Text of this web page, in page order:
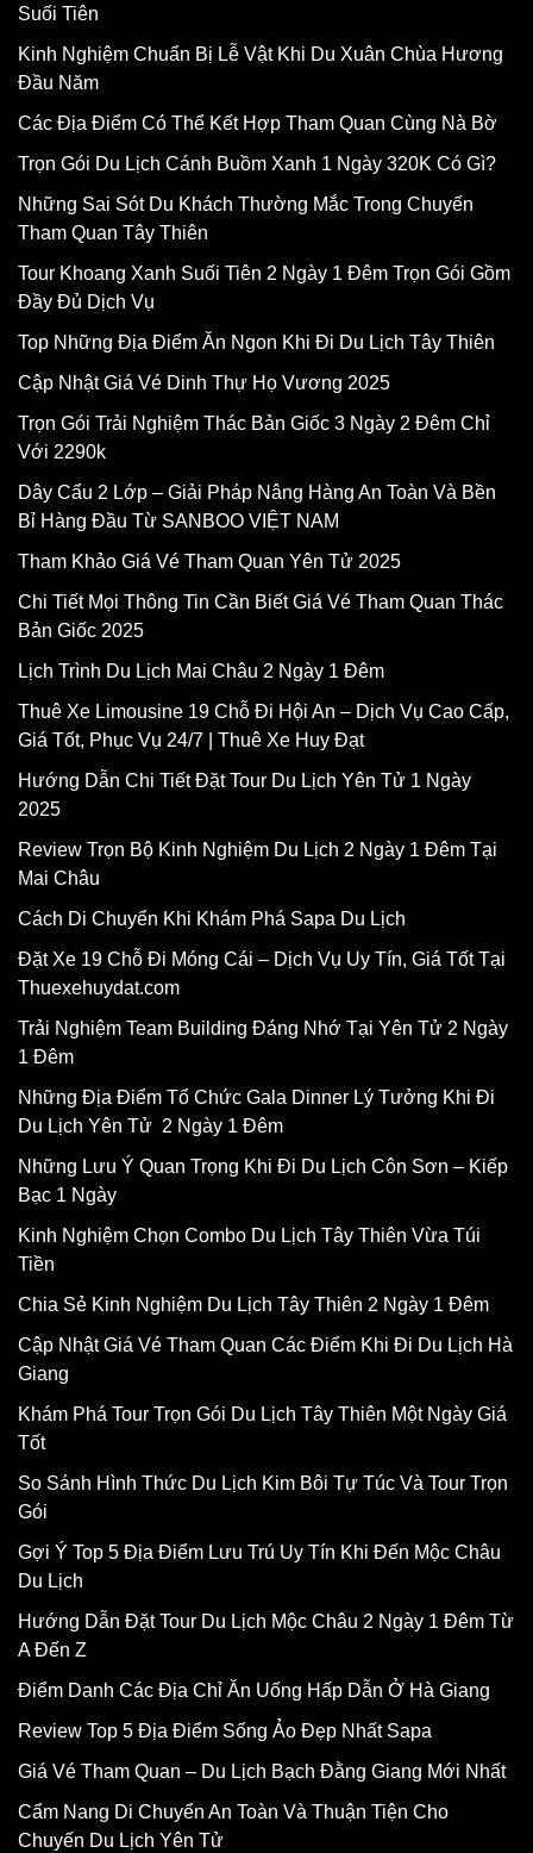
Suối Tiên
Kinh Nghiệm Chuẩn Bị Lễ Vật Khi Du Xuân Chùa Hương
Đầu Năm
Các Địa Điểm Có Thể Kết Hợp Tham Quan Cùng Nà Bờ
Trọn Gói Du Lịch Cánh Buồm Xanh 1 Ngày 320K Có Gì?
Những Sai Sót Du Khách Thường Mắc Trong Chuyến
Tham Quan Tây Thiên
Tour Khoang Xanh Suối Tiên 2 Ngày 1 Đêm Trọn Gói Gồm
Đầy Đủ Dịch Vụ
Top Những Địa Điểm Ăn Ngon Khi Đi Du Lịch Tây Thiên
Cập Nhật Giá Vé Dinh Thự Họ Vương 2025
Trọn Gói Trải Nghiệm Thác Bản Giốc 3 Ngày 2 Đêm Chỉ
Với 2290k
Dây Cẩu 2 Lớp – Giải Pháp Nâng Hàng An Toàn Và Bền
Bỉ Hàng Đầu Từ SANBOO VIỆT NAM
Tham Khảo Giá Vé Tham Quan Yên Tử 2025
Chi Tiết Mọi Thông Tin Cần Biết Giá Vé Tham Quan Thác
Bản Giốc 2025
Lịch Trình Du Lịch Mai Châu 2 Ngày 1 Đêm
Thuê Xe Limousine 19 Chỗ Đi Hội An – Dịch Vụ Cao Cấp,
Giá Tốt, Phục Vụ 24/7 | Thuê Xe Huy Đạt
Hướng Dẫn Chi Tiết Đặt Tour Du Lịch Yên Tử 1 Ngày
2025
Review Trọn Bộ Kinh Nghiệm Du Lịch 2 Ngày 1 Đêm Tại
Mai Châu
Cách Di Chuyển Khi Khám Phá Sapa Du Lịch
Đặt Xe 19 Chỗ Đi Móng Cái – Dịch Vụ Uy Tín, Giá Tốt Tại
Thuexehuydat.com
Trải Nghiệm Team Building Đáng Nhớ Tại Yên Tử 2 Ngày
1 Đêm
Những Địa Điểm Tổ Chức Gala Dinner Lý Tưởng Khi Đi
Du Lịch Yên Tử 2 Ngày 1 Đêm
Những Lưu Ý Quan Trọng Khi Đi Du Lịch Côn Sơn – Kiếp
Bạc 1 Ngày
Kinh Nghiệm Chọn Combo Du Lịch Tây Thiên Vừa Túi
Tiền
Chia Sẻ Kinh Nghiệm Du Lịch Tây Thiên 2 Ngày 1 Đêm
Cập Nhật Giá Vé Tham Quan Các Điểm Khi Đi Du Lịch Hà
Giang
Khám Phá Tour Trọn Gói Du Lịch Tây Thiên Một Ngày Giá
Tốt
So Sánh Hình Thức Du Lịch Kim Bôi Tự Túc Và Tour Trọn
Gói
Gợi Ý Top 5 Địa Điểm Lưu Trú Uy Tín Khi Đến Mộc Châu
Du Lịch
Hướng Dẫn Đặt Tour Du Lịch Mộc Châu 2 Ngày 1 Đêm Từ
A Đến Z
Điểm Danh Các Địa Chỉ Ăn Uống Hấp Dẫn Ở Hà Giang
Review Top 5 Địa Điểm Sống Ảo Đẹp Nhất Sapa
Giá Vé Tham Quan – Du Lịch Bạch Đằng Giang Mới Nhất
Cẩm Nang Di Chuyển An Toàn Và Thuận Tiện Cho
Chuyến Du Lịch Yên Tử